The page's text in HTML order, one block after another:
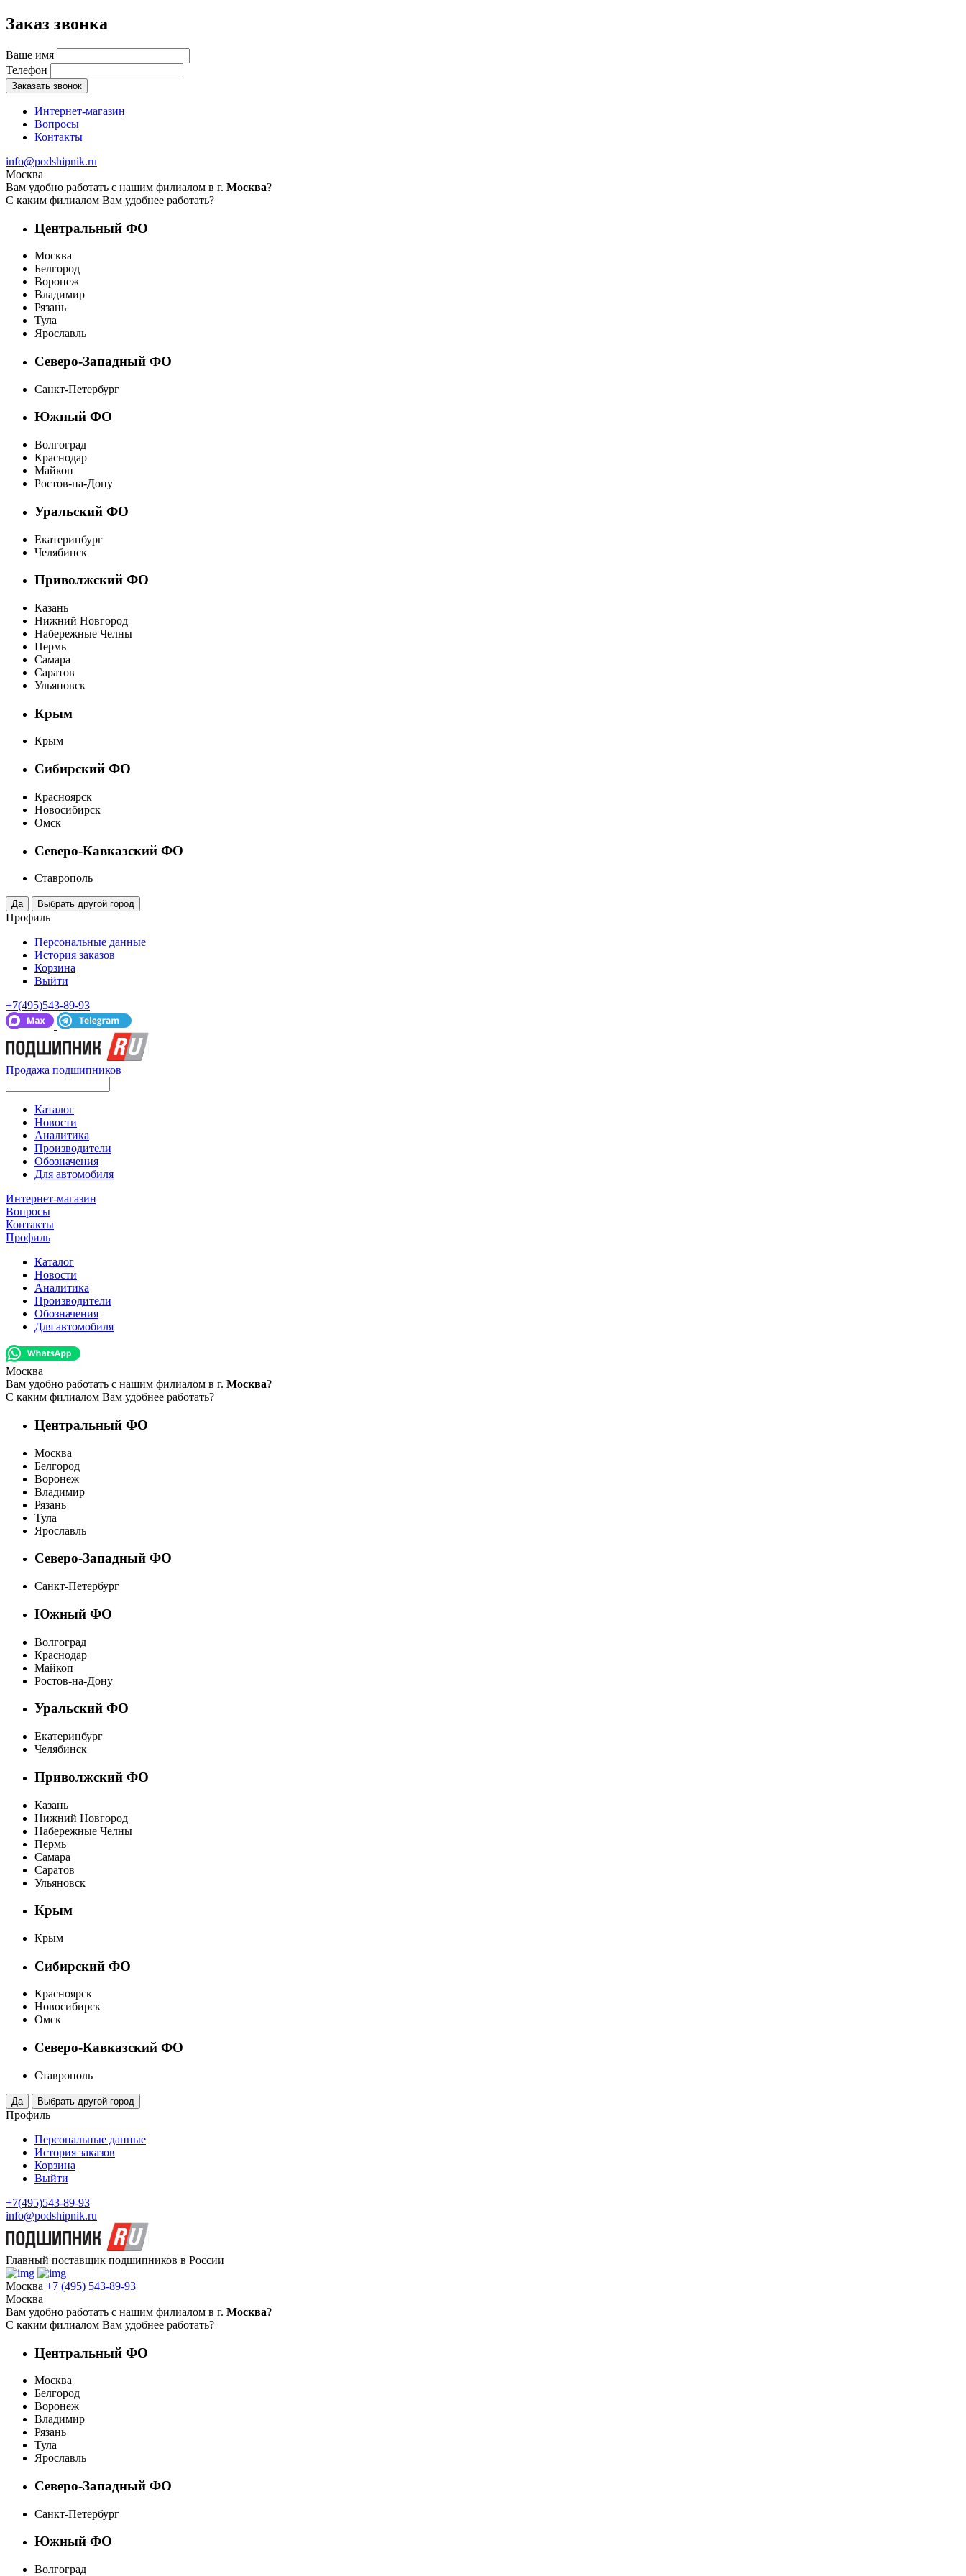
Заказ звонка
Ваше имя
Телефон
Заказать звонок
Интернет-магазин
Вопросы
Контакты
info@podshipnik.ru
Москва
Вам удобно работать с нашим филиалом в г. Москва?
С каким филиалом Вам удобнее работать?
Центральный ФО
Москва
Белгород
Воронеж
Владимир
Рязань
Тула
Ярославль
Северо-Западный ФО
Санкт-Петербург
Южный ФО
Волгоград
Краснодар
Майкоп
Ростов-на-Дону
Уральский ФО
Екатеринбург
Челябинск
Приволжский ФО
Казань
Нижний Новгород
Набережные Челны
Пермь
Самара
Саратов
Ульяновск
Крым
Крым
Сибирский ФО
Красноярск
Новосибирск
Омск
Северо-Кавказский ФО
Ставрополь
Профиль
Персональные данные
История заказов
Корзина
Выйти
+7(495)543-89-93
Продажа подшипников
Каталог
Новости
Аналитика
Производители
Обозначения
Для автомобиля
Интернет-магазин
Вопросы
Контакты
Профиль
Каталог
Новости
Аналитика
Производители
Обозначения
Для автомобиля
Москва
Вам удобно работать с нашим филиалом в г. Москва?
С каким филиалом Вам удобнее работать?
Центральный ФО
Москва
Белгород
Воронеж
Владимир
Рязань
Тула
Ярославль
Северо-Западный ФО
Санкт-Петербург
Южный ФО
Волгоград
Краснодар
Майкоп
Ростов-на-Дону
Уральский ФО
Екатеринбург
Челябинск
Приволжский ФО
Казань
Нижний Новгород
Набережные Челны
Пермь
Самара
Саратов
Ульяновск
Крым
Крым
Сибирский ФО
Красноярск
Новосибирск
Омск
Северо-Кавказский ФО
Ставрополь
Профиль
Персональные данные
История заказов
Корзина
Выйти
+7(495)543-89-93
info@podshipnik.ru
Главный поставщик подшипников в России
Москва +7 (495) 543-89-93
Москва
Вам удобно работать с нашим филиалом в г. Москва?
С каким филиалом Вам удобнее работать?
Центральный ФО
Москва
Белгород
Воронеж
Владимир
Рязань
Тула
Ярославль
Северо-Западный ФО
Санкт-Петербург
Южный ФО
Волгоград